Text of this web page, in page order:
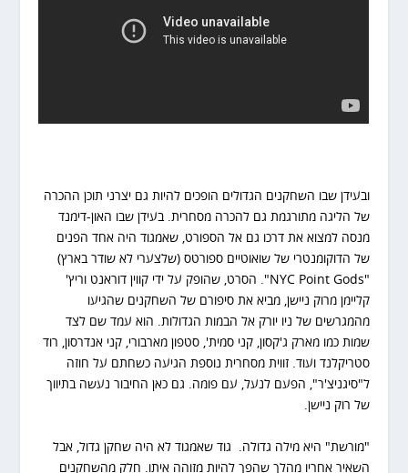
ובעידן שבו השחקנים הגדולים הופכים להיות גם יצרני תוכן ההכרה
של הליגה מתורגמת גם להכרה מסחרית. בעידן שבו האון-דימנד
מנסה למצוא את דרכו גם אל הספורט, שאמגוד היה אחד הפנים
של הדוקומנטרי של שואוטיים ספורטס (שלצערי לא שודר בארץ)
"NYC Point Gods". הסרט, שהופק על ידי קווין דוראנט וריץ'
קליימן מרוק ניישן, מביא את סיפורם של השחקנים שהגיעו
מהמגרשים של ניו יורק אל הבמות הגדולות. הוא עמד שם לצד
שמות כמו מארק ג'קסון, קני סמית', סטפון מארבורי, קני אנדרסון, רוד
סטריקלנד ועוד. זווית מסחרית נוספת הגיעה כשחתם על חוזה
ל"סיגניצ'ר", הפעם לנעל, עם פומה. גם כאן החיבור נעשה בתיווך
של רוק ניישן.
"מורשת" היא מילה גדולה. גוד שאמגוד לא היה שחקן גדול, אבל
השאיר אחריו מהלך שהפך להיות מזוהה איתו. חלק מהשחקנים